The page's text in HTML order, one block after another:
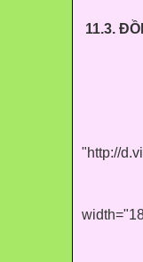
11.3.
"http://